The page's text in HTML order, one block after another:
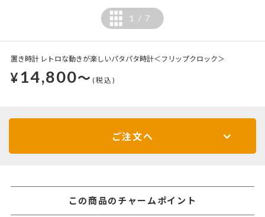
1 / 7
置き時計 レトロな動きが楽しいパタパタ時計＜フリップクロック＞
¥14,800～ (税込)
ご注文へ
この商品のチャームポイント